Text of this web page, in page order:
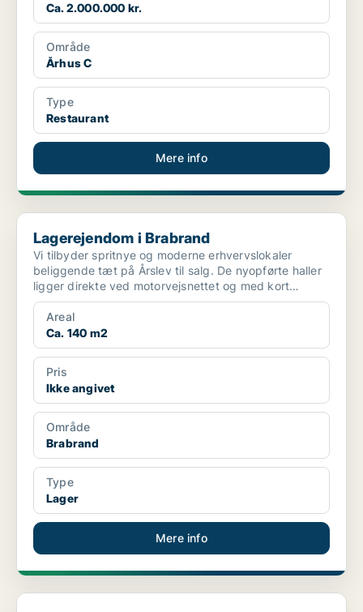
Ca. 2.000.000 kr.
Område
Århus C
Type
Restaurant
Mere info
Lagerejendom i Brabrand
Lagerejendom i Brabrand
Vi tilbyder spritnye og moderne erhvervslokaler
beliggende tæt på Årslev til salg. De nyopførte haller
ligger direkte ved motorvejsnettet og med kort
afstand...
Areal
Ca. 140 m2
Pris
Ikke angivet
Område
Brabrand
Type
Lager
Mere info
Boligudlejningsejendom i Brabrand